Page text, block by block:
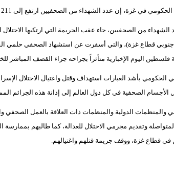
إن عدد الشهداء من الصحفيين ارتفع إلى 211 شهيداً صحفياً منذ بداية حرب الإبادة الجماعية على قطاع غزة.
من الصحفيين، جاء عقب الجريمة التي ارتكبها
قطاع غزة)، والتي أسفرت عن استشهاد الصحفي حلمي
اليوم الإخبارية متأثراً بجراحه جراء القصف المباشر
الحكومي بأشد العبارات استهداف وقتل واغتيال الاحتلال
الأجسام الصحفية في كل دول العالم إلى إدانة هذه الجرائم
والمنظمات الدولية والمنظمات ذات العلاقة بالعمل الصحفي
وتقديم مجرمي الاحتلال للعدالة، كما طالبهم
في قطاع غزة، ووقف جريمة قتلهم واغتيالهم.